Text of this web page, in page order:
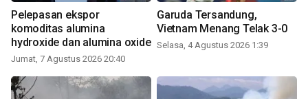
Pelepasan ekspor
komoditas alumina
hydroxide dan alumina oxide
Jumat, 7 Agustus 2026 20:40
Garuda Tersandung,
Vietnam Menang Telak 3-0
Selasa, 4 Agustus 2026 1:39